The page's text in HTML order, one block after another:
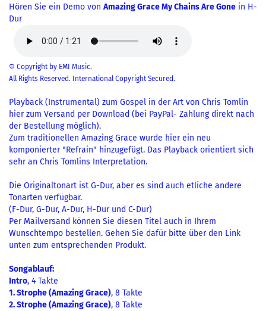
Hören Sie ein Demo von Amazing Grace My Chains Are Gone in H-
Dur
© Copyright by EMI Music.
All Rights Reserved. International Copyright Secured.
Playback (Instrumental) zum Gospel in der Art von Chris Tomlin
hier zum Versand per Download (bei PayPal- Zahlung direkt nach
der Bestellung möglich).
Zum traditionellen Amazing Grace wurde hier ein neu
komponierter "Refrain" hinzugefügt. Das Playback orientiert sich
sehr an Chris Tomlins Interpretation.
Die Originaltonart ist G-Dur, aber es sind auch etliche andere
Tonarten verfügbar.
(F-Dur, G-Dur, A-Dur, H-Dur und C-Dur)
Per Mailversand können Sie diesen Titel auch in Ihrem
Wunschtempo bestellen. Gehen Sie dafür bitte über den Link
unten zum entsprechenden Produkt.
Songablauf:
Intro, 4 Takte
1. Strophe (Amazing Grace), 8 Takte
2. Strophe (Amazing Grace), 8 Takte